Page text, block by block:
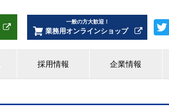
一般の方大歓迎！
業務用オンラインショップ
採用情報 企業情報